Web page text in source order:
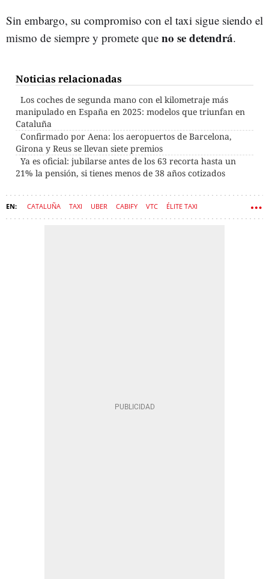
Sin embargo, su compromiso con el taxi sigue siendo el
mismo de siempre y promete que no se detendrá.
Noticias relacionadas
Los coches de segunda mano con el kilometraje más
manipulado en España en 2025: modelos que triunfan en
Cataluña
Confirmado por Aena: los aeropuertos de Barcelona,
Girona y Reus se llevan siete premios
Ya es oficial: jubilarse antes de los 63 recorta hasta un
21% la pensión, si tienes menos de 38 años cotizados
CATALUÑA TAXI UBER CABIFY VTC ÉLITE TAXI